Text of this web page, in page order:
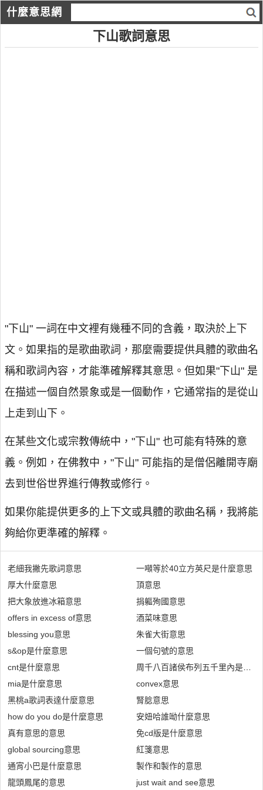
什麼意思網
下山歌詞意思
"下山" 一詞在中文裡有幾種不同的含義，取決於上下
文。如果指的是歌曲歌詞，那麼需要提供具體的歌曲名
稱和歌詞內容，才能準確解釋其意思。但如果"下山" 是
在描述一個自然景象或是一個動作，它通常指的是從山
上走到山下。
在某些文化或宗教傳統中，"下山" 也可能有特殊的意
義。例如，在佛教中，"下山" 可能指的是僧侶離開寺廟
去到世俗世界進行傳教或修行。
如果你能提供更多的上下文或具體的歌曲名稱，我將能
夠給你更準確的解釋。
老細我撇先歌詞意思
厚大什麼意思
把大象放進冰箱意思
offers in excess of意思
blessing you意思
s&op是什麼意思
cnt是什麼意思
mia是什麼意思
黑桃a歌詞表達什麼意思
how do you do是什麼意思
真有意思的意思
global sourcing意思
通宵小巴是什麼意思
龍頭鳳尾的意思
一噸等於40立方英尺是什麼意思
頂意思
捐軀殉國意思
酒菜味意思
朱雀大街意思
一個句號的意思
周千八百諸侯布列五千里內是什麼
convex意思
腎腍意思
安妞哈誰呦什麼意思
免cd版是什麼意思
紅箋意思
製作和製作的意思
just wait and see意思